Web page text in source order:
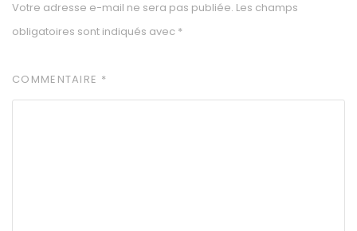
Votre adresse e-mail ne sera pas publiée. Les champs
obligatoires sont indiqués avec *
COMMENTAIRE *